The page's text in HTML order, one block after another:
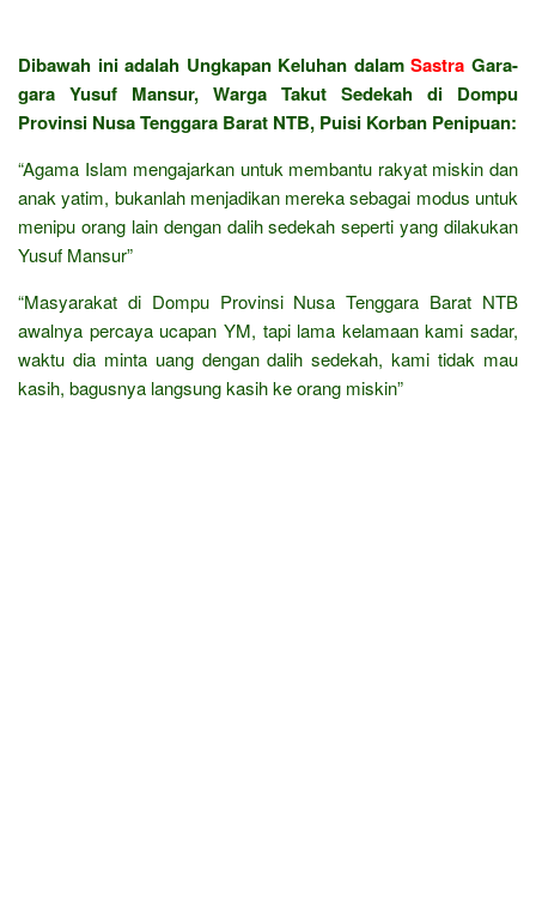
Dibawah ini adalah Ungkapan Keluhan dalamSastra Gara-
gara Yusuf Mansur, Warga Takut Sedekah di Dompu
Provinsi Nusa Tenggara Barat NTB, Puisi Korban Penipuan:
“Agama Islam mengajarkan untuk membantu rakyat miskin dan
anak yatim, bukanlah menjadikan mereka sebagai modus untuk
menipu orang lain dengan dalih sedekah seperti yang dilakukan
Yusuf Mansur”
“Masyarakat di Dompu Provinsi Nusa Tenggara Barat NTB
awalnya percaya ucapan YM, tapi lama kelamaan kami sadar,
waktu dia minta uang dengan dalih sedekah, kami tidak mau
kasih, bagusnya langsung kasih ke orang miskin”